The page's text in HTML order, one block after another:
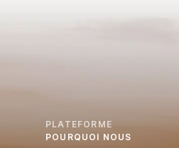
PLATEFORME
POURQUOI NOUS